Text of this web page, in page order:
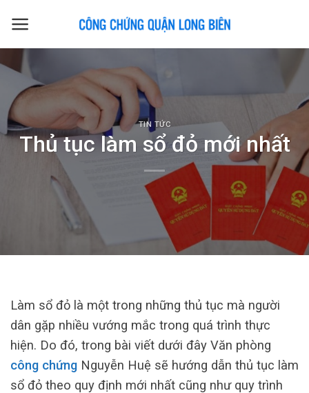
TIN TỨC
Thủ tục làm sổ đỏ mới nhất
Làm sổ đỏ là một trong những thủ tục mà người
dân gặp nhiều vướng mắc trong quá trình thực
hiện. Do đó, trong bài viết dưới đây Văn phòng
công chứng Nguyễn Huệ sẽ hướng dẫn thủ tục làm
sổ đỏ theo quy định mới nhất cũng như quy trình